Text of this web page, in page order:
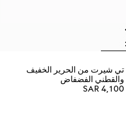
تي شيرت من الحرير الخفيف
والقطني الفضفاض
SAR 4,100